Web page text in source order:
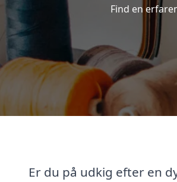
Find en
Er du på udkig efter en